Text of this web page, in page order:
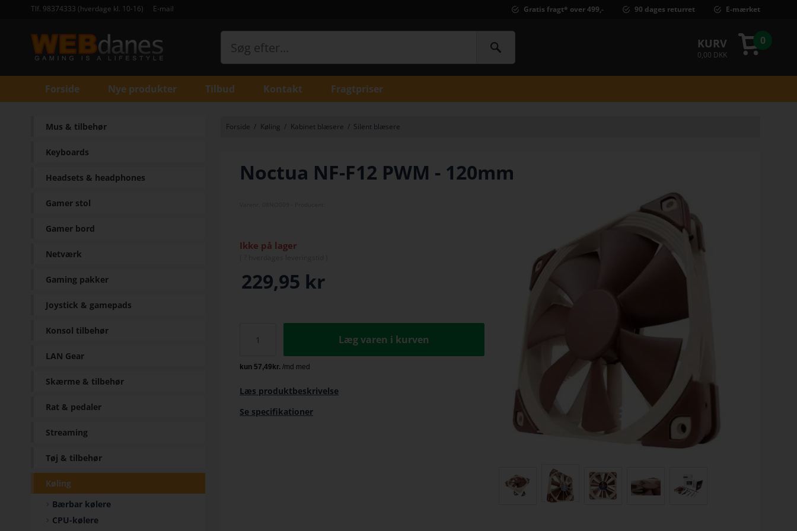
Tlf. 98374333 (hverdage kl. 10-16) E-mail Gratis fragt* over 499,- 90 dages returret E-mærket
KURV
0,00 DKK
0
Forside Nye produkter Tilbud Kontakt Fragtpriser
Forside / Køling / Kabinet blæsere / Silent blæsere
Noctua NF-F12 PWM - 120mm
Ikke på lager
229,95 kr
Læg varen i kurven
Læs produktbeskrivelse
Se specifikationer
Mus & tilbehør
Keyboards
Headsets & headphones
Gamer stol
Gamer bord
Netværk
Gaming pakker
Joystick & gamepads
Konsol tilbehør
LAN Gear
Skærme & tilbehør
Rat & pedaler
Streaming
Tøj & tilbehør
Køling
Bærbar kølere
CPU-kølere